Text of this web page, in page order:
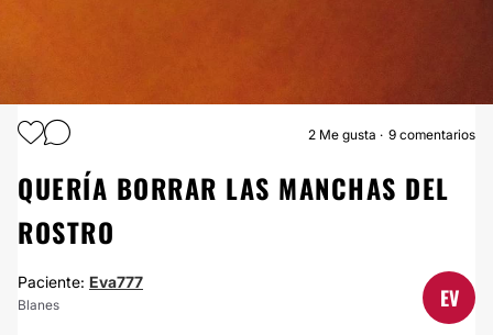
TRATAMIENTO ANTIMANCHAS
2 Me gusta 9 comentarios
QUERÍA BORRAR LAS MANCHAS DEL
ROSTRO
Paciente: Eva777
Blanes EV